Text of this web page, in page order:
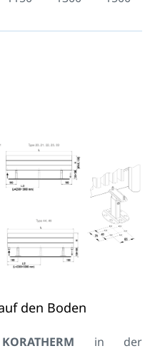
den Boden
KORATHERM in der